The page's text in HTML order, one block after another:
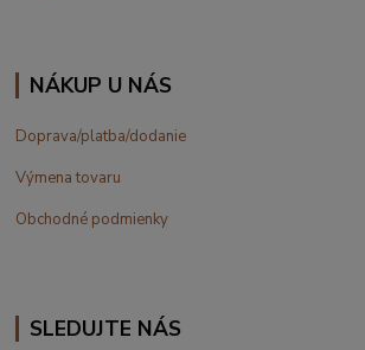
NÁKUP U NÁS
Doprava/platba/dodanie
Výmena tovaru
Obchodné podmienky
SLEDUJTE NÁS